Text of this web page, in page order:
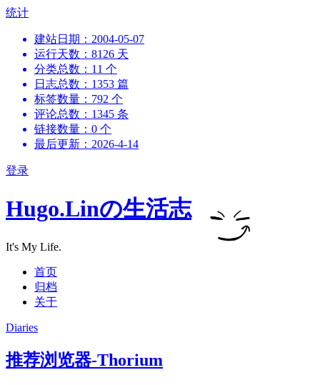
跳
统计
建站日期：2004-05-07
运行天数：8126 天
分类总数：11 个
日志总数：1353 篇
标签数量：792 个
评论总数：1345 条
链接数量：0 个
最后更新：2026-4-14
登录
Hugo.Linの生活志
It's My Life.
首页
归档
关于
Diaries
推荐浏览器-Thorium